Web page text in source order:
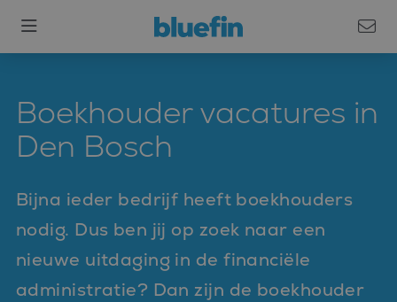
Boekhouder vacatures in
Den Bosch
Bijna ieder bedrijf heeft boekhouders
nodig. Dus ben jij op zoek naar een
nieuwe uitdaging in de financiële
administratie? Dan zijn de boekhouder